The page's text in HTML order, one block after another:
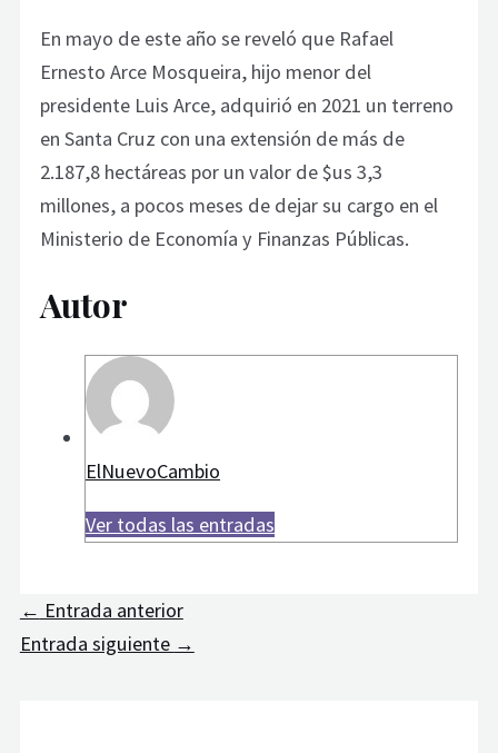
En mayo de este año se reveló que Rafael
Ernesto Arce Mosqueira, hijo menor del
presidente Luis Arce, adquirió en 2021 un terreno
en Santa Cruz con una extensión de más de
2.187,8 hectáreas por un valor de $us 3,3
millones, a pocos meses de dejar su cargo en el
Ministerio de Economía y Finanzas Públicas.
Autor
ElNuevoCambio
Ver todas las entradas
← Entrada anterior
Entrada siguiente →